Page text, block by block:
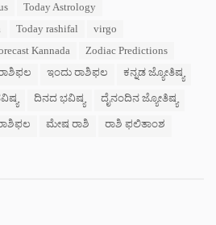
Today Astrology
Today rashifal
virgo
Kannada
Zodiac Predictions
ಇಂದು ರಾಶಿಫಲ ಕನ್ನಡ ಜ್ಯೋತಿಷ್ಯ
ದಿನದ ಭವಿಷ್ಯ ದೈನಂದಿನ ಜ್ಯೋತಿಷ್ಯ
ಮೇಷ ರಾಶಿ ರಾಶಿ ಫಲಿತಾಂಶ